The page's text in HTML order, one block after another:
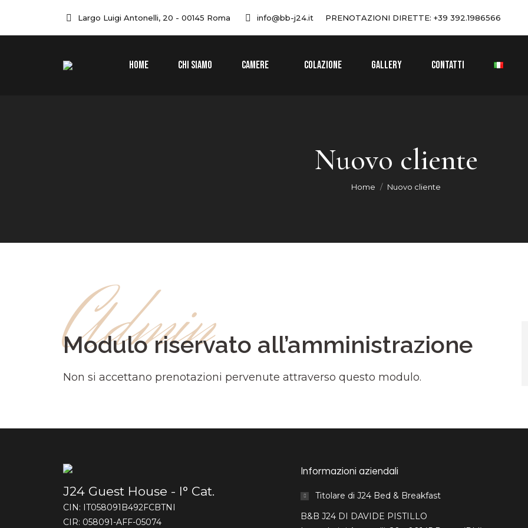
Largo Luigi Antonelli, 20 - 00145 Roma info@bb-j24.it PRENOTAZIONI DIRETTE: +39 392.1986566
HOME CHI SIAMO CAMERE COLAZIONE GALLERY CONTATTI
Nuovo cliente
You are here:
Home Nuovo cliente
Admin
Modulo riservato all’amministrazione
Non si accettano prenotazioni pervenute attraverso questo modulo.
J24 Guest House - I° Cat.
CIN: IT058091B492FCBTNI
CIR: 058091-AFF-05074
Informazioni aziendali
Titolare di J24 Bed & Breakfast
B&B J24 DI DAVIDE PISTILLO